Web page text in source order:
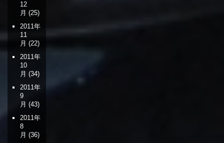
12
月 (25)
2011年
11
月 (22)
2011年
10
月 (34)
2011年
9
月 (43)
2011年
8
月 (36)